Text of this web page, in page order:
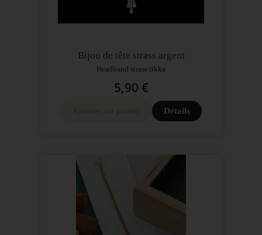
Bijou de tête strass argent
Headband strass tikka
5,90 €
Détails